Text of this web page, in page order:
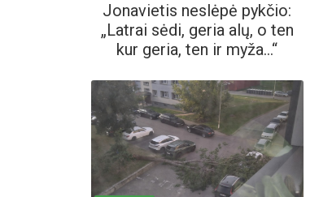
Jonavietis neslėpė pykčio:
„Latrai sėdi, geria alų, o ten
kur geria, ten ir myža...“